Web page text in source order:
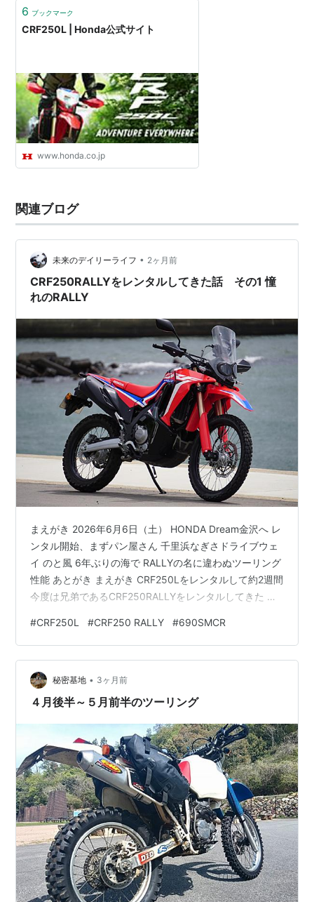
6 ブックマーク
CRF250L | Honda公式サイト
www.honda.co.jp
関連ブログ
未来のデイリーライフ • 2ヶ月前
CRF250RALLYをレンタルしてきた話 その1 憧
れのRALLY
まえがき 2026年6月6日（土） HONDA Dream金沢へ レ
ンタル開始、まずパン屋さん 千里浜なぎさドライブウェ
イ のと風 6年ぶりの海で RALLYの名に違わぬツーリング
性能 あとがき まえがき CRF250Lをレンタルして約2週間
今度は兄弟であるCRF250RALLYをレンタルしてきた 実
CRF250RALLYが世間に初登場したのは2017年 自分は
RC390に乗っていた頃 当時のアドベンチャーバイクとい
えばKTMの旗艦モデルであるスーパーアドベンチャーシ
リーズで、足のつかないようなシート高に200kgの重
量、そもそも1000ccを超え…
#CRF250L #CRF250 RALLY #690SMCR
秘密基地 • 3ヶ月前
４月後半～５月前半のツーリング